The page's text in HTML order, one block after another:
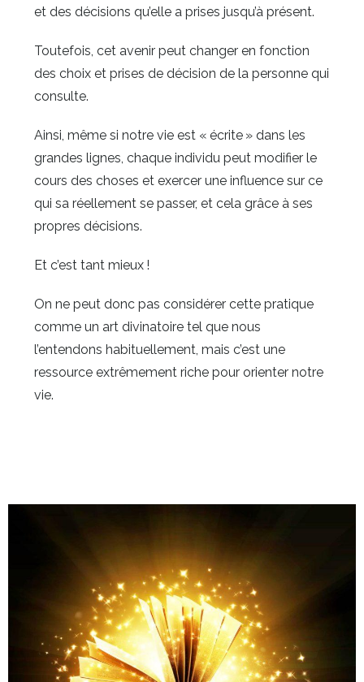
et des décisions qu’elle a prises jusqu’à présent.
Toutefois, cet avenir peut changer en fonction
des choix et prises de décision de la personne qui
consulte.
Ainsi, même si notre vie est « écrite » dans les
grandes lignes, chaque individu peut modifier le
cours des choses et exercer une influence sur ce
qui sa réellement se passer, et cela grâce à ses
propres décisions.
Et c’est tant mieux !
On ne peut donc pas considérer cette pratique
comme un art divinatoire tel que nous
l’entendons habituellement, mais c’est une
ressource extrêmement riche pour orienter notre
vie.